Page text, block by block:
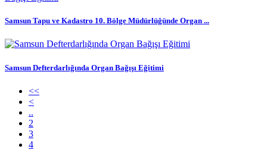
Samsun Tapu ve Kadastro 10. Bölge Müdürlüğünde Organ ...
Samsun Defterdarlığında Organ Bağışı Eğitimi
<<
<
..
2
3
4